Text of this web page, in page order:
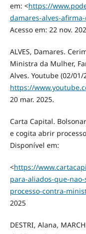
em: <https://
damares-alves-
Acesso em: 22 nov.
ALVES, Damares.
Ministra da Mulher,
Alves. Youtube (02/
https://
20 mar. 2025.
Carta Capital.
e cogita abrir
Disponível em:
<https://
para-aliados-que-
processo-contra-
2025
DESTRI, Alana,